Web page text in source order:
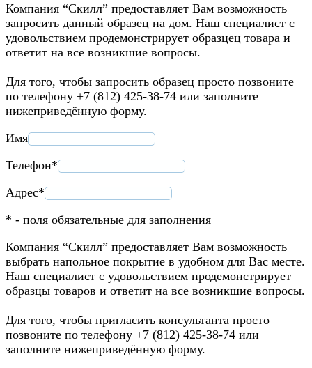
Компания “Скилл” предоставляет Вам возможность
запросить данный образец на дом. Наш специалист с
удовольствием продемонстрирует образцец товара и
ответит на все возникшие вопросы.
Для того, чтобы запросить образец просто позвоните
по телефону +7 (812) 425-38-74 или заполните
нижеприведённую форму.
Имя
Телефон*
Адрес*
* - поля обязательные для заполнения
Компания “Скилл” предоставляет Вам возможность
выбрать напольное покрытие в удобном для Вас месте.
Наш специалист с удовольствием продемонстрирует
образцы товаров и ответит на все возникшие вопросы.
Для того, чтобы пригласить консультанта просто
позвоните по телефону +7 (812) 425-38-74 или
заполните нижеприведённую форму.